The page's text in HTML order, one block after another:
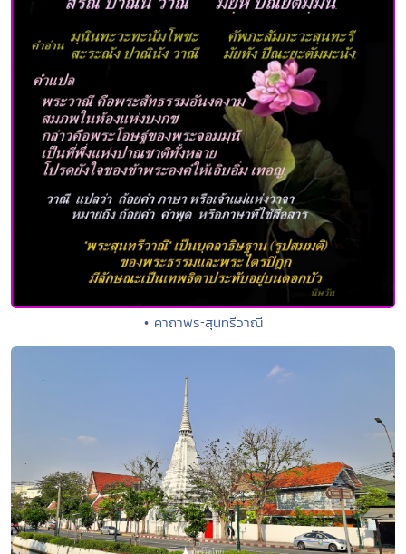
• คาถาพระสุนทรีวาณี